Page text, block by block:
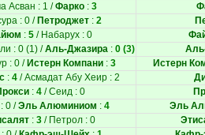
Асван : 1 /Фарко: 3
: 0 / Петроджет : 2
: 5 / Набарух : 0
: 0 (1) /Аль-Джазира: 0 (3)
: 0 / Истерн Компани: 3
Истерн
: 4 / Асмадат Абу Хеир : 2
: 4/ Сеид : 0
0 /Эль Алюминиом : 4
Эль
: 3 / Петрол : 0